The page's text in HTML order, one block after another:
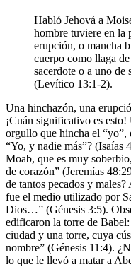
Habló Jehová a
hombre tuviere en la
erupción, o mancha
cuerpo como llaga
sacerdote o a uno de
(Levítico 13:1-2).
Una hinchazón, una
¡Cuán significativo es esto!
orgullo que hincha el “yo”,
“Yo, y nadie más”? (Isaías
Moab, que es muy
de corazón” (Jeremías
de tantos pecados y
fue el medio utilizado por
Dios…” (Génesis 3:5).
edificaron la torre de
ciudad y una torre, cuya
nombre” (Génesis 11:4).
lo que le llevó a matar a